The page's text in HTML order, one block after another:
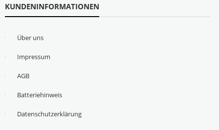
KUNDENINFORMATIONEN
Über uns
Impressum
AGB
Batteriehinweis
Datenschutzerklärung